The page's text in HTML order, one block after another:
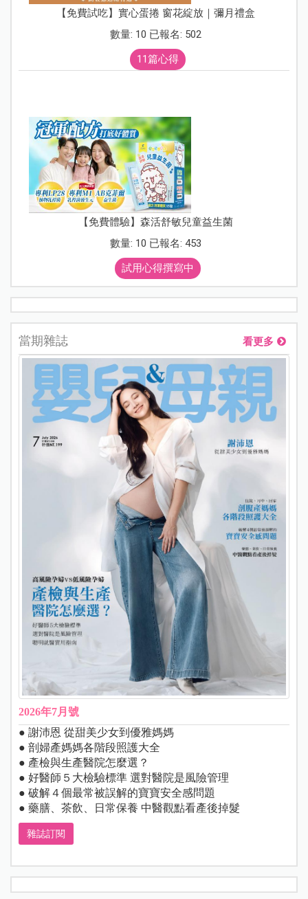
【免費試吃】實心蛋捲 窗花綻放｜彌月禮盒
數量: 10 已報名: 502
11篇心得
【免費體驗】森活舒敏兒童益生菌
數量: 10 已報名: 453
試用心得撰寫中
當期雜誌 看更多
2026年7月號
● 謝沛恩 從甜美少女到優雅媽媽
● 剖婦產媽媽各階段照護大全
● 產檢與生產醫院怎麼選？
● 好醫師５大檢驗標準 選對醫院是風險管理
● 破解４個最常被誤解的寶寶安全感問題
● 藥膳、茶飲、日常保養 中醫觀點看產後掉髮
雜誌訂閱